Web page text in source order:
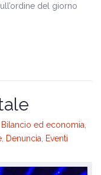
del giorno
Bilancio ed economia
Denuncia Eventi